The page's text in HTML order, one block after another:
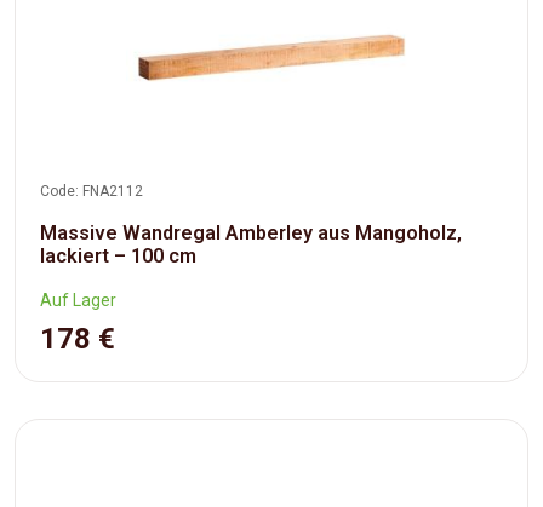
Code: FNA2112
Massive Wandregal Amberley aus Mangoholz,
lackiert – 100 cm
Auf Lager
178 €